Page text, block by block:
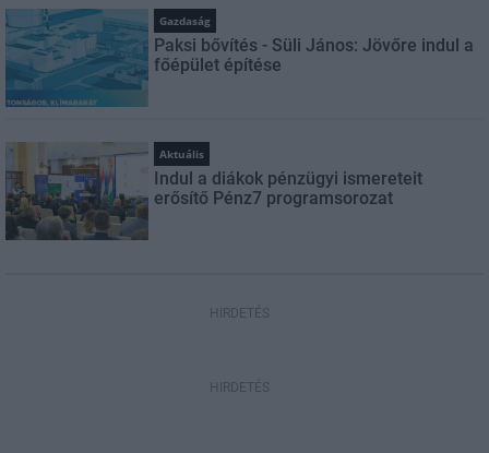
Gazdaság
Paksi bővítés - Süli János: Jövőre indul a
főépület építése
Aktuális
Indul a diákok pénzügyi ismereteit
erősítő Pénz7 programsorozat
HIRDETÉS
HIRDETÉS